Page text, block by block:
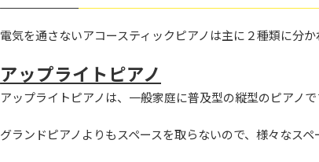
電気を通さないアコースティックピアノは主に２種類に分
アップライトピアノ
アップライトピアノは、一般家庭に普及型の縦型のピアノで
グランドピアノよりもスペースを取らないので、様々なスペ